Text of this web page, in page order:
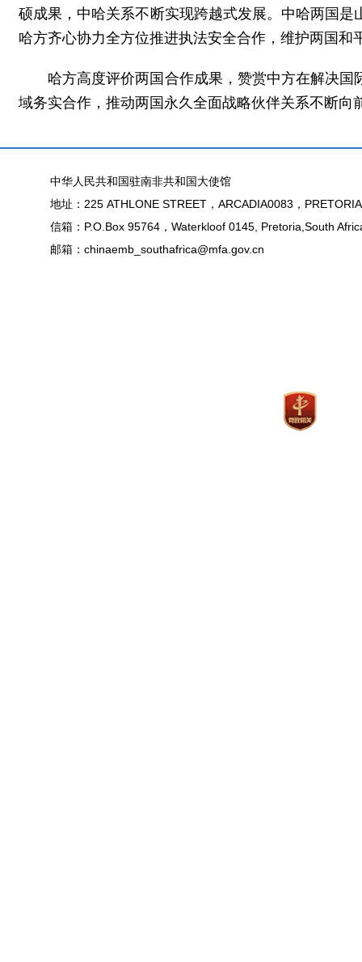
硕成果，中哈关系不断实现跨越式发展。中哈两国
哈方齐心协力全方位推进执法安全合作，维护两国
哈方高度评价两国合作成果，赞赏中方在解决
域务实合作，推动两国永久全面战略伙伴关系不断向
中华人民共和国驻南非共和国大使馆
地址：225 ATHLONE STREET，ARCADIA0083，
信箱：P.O.Box 95764，Waterkloof 0145, Pretoria,South
邮箱：chinaemb_southafrica@mfa.gov.cn